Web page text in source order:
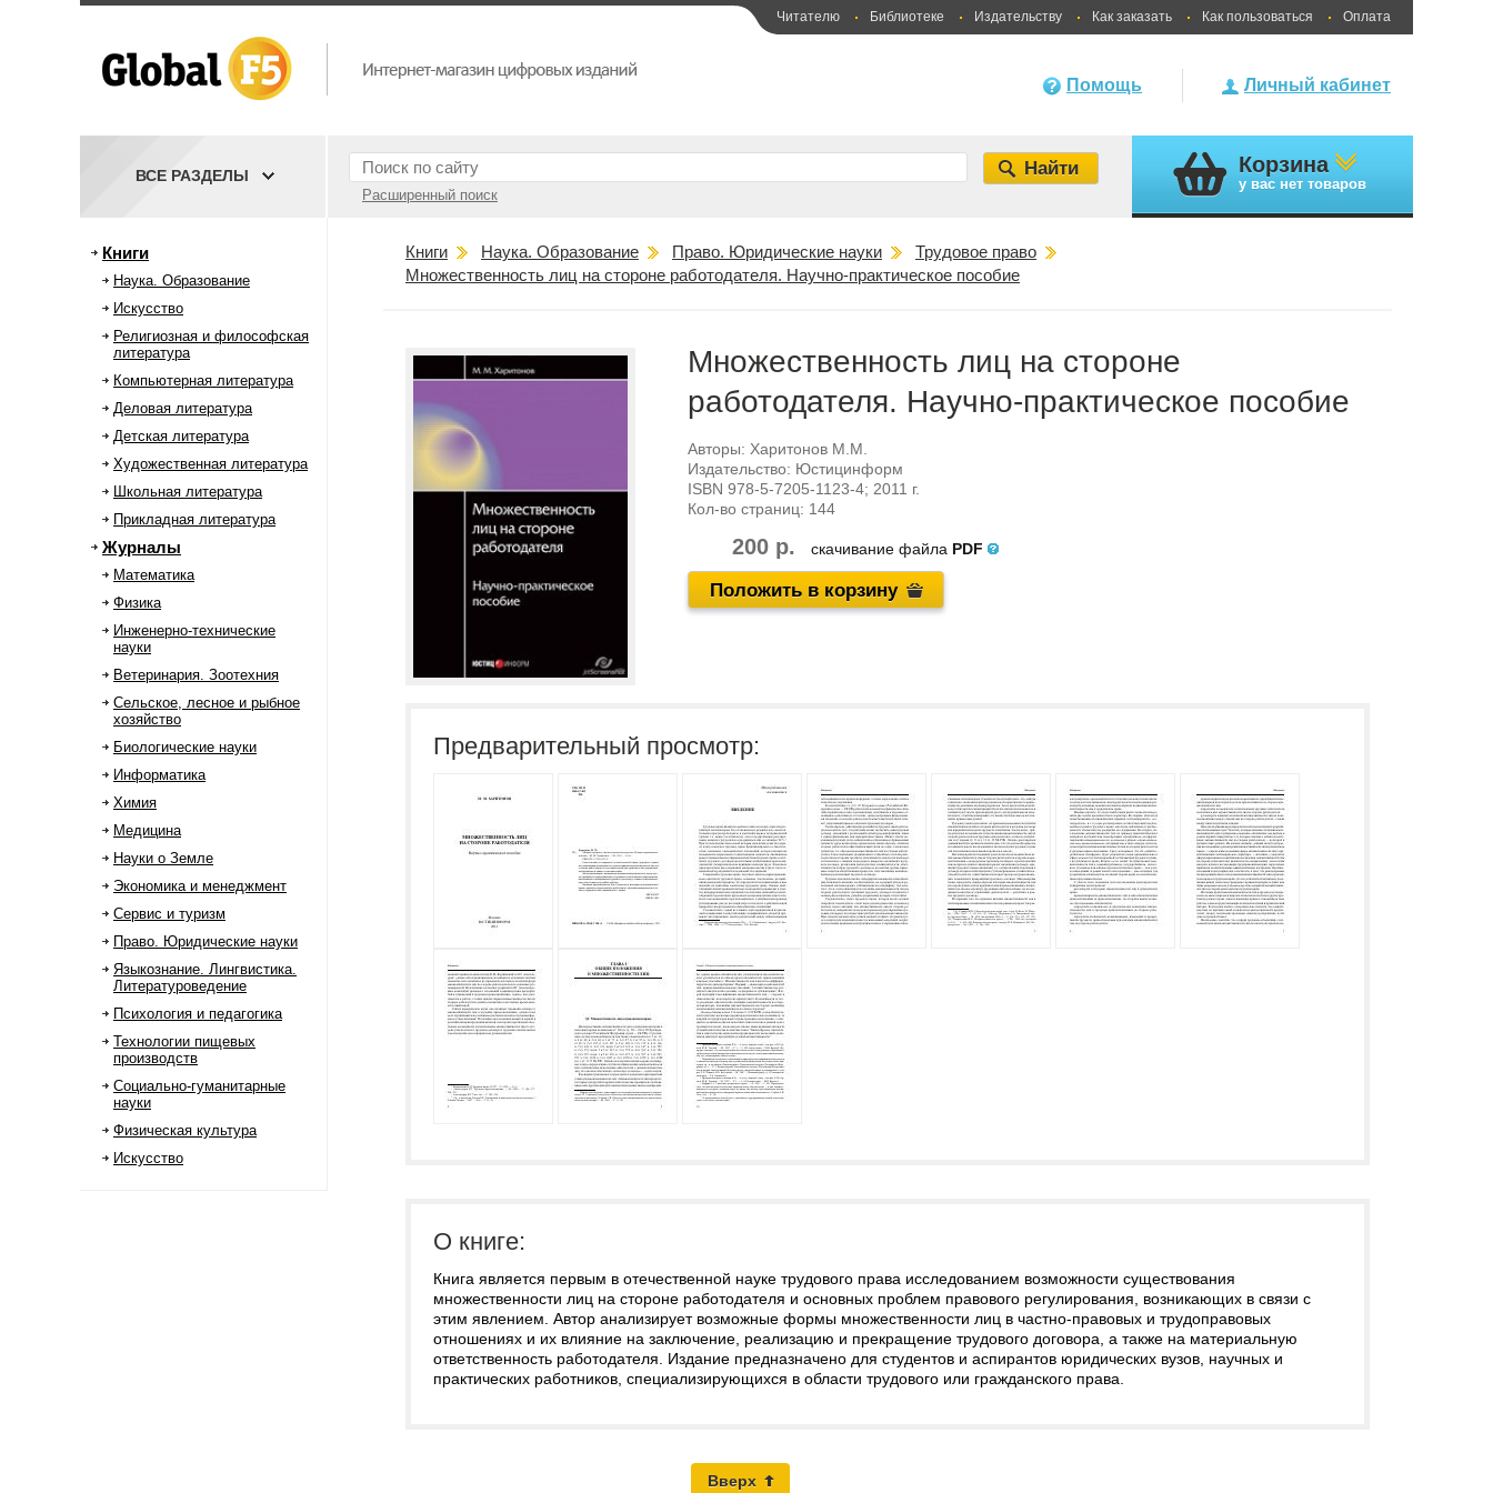
Читателю Библиотеке Издательству Как заказать Как пользоваться Оплата
Личный кабинет
Помощь
Расширенный поиск
ВСЕ РАЗДЕЛЫ Корзина
у вас нет товаров
Книги
Наука. Образование
Искусство
Религиозная и философская
литература
Компьютерная литература
Деловая литература
Детская литература
Художественная литература
Школьная литература
Прикладная литература
Журналы
Математика
Физика
Инженерно-технические
науки
Ветеринария. Зоотехния
Сельское, лесное и рыбное
хозяйство
Биологические науки
Информатика
Химия
Медицина
Науки о Земле
Экономика и менеджмент
Сервис и туризм
Право. Юридические науки
Языкознание. Лингвистика.
Литературоведение
Психология и педагогика
Технологии пищевых
производств
Социально-гуманитарные
науки
Физическая культура
Искусство
Книги Наука. Образование Право. Юридические науки
Трудовое право
Множественность лиц на стороне работодателя. Научно-практическое пособие
Множественность лиц на стороне
работодателя. Научно-практическое пособие
Авторы: Харитонов М.М.
Издательство: Юстицинформ
ISBN 978-5-7205-1123-4; 2011 г.
Кол-во страниц: 144
200 р. скачивание файла PDF
Положить в корзину
Предварительный просмотр:
О книге:
Книга является первым в отечественной науке трудового права исследованием возможности существования
множественности лиц на стороне работодателя и основных проблем правового регулирования, возникающих в связи с
этим явлением. Автор анализирует возможные формы множественности лиц в частно-правовых и трудоправовых
отношениях и их влияние на заключение, реализацию и прекращение трудового договора, а также на материальную
ответственность работодателя. Издание предназначено для студентов и аспирантов юридических вузов, научных и
практических работников, специализирующихся в области трудового или гражданского права.
Вверх